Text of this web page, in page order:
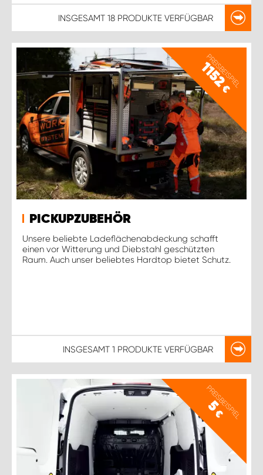
INSGESAMT 18 PRODUKTE VERFÜGBAR
PREISBEISPIEL
1152
€
PICKUPZUBEHÖR
Unsere beliebte Ladeflächenabdeckung schafft
einen vor Witterung und Diebstahl geschützten
Raum. Auch unser beliebtes Hardtop bietet Schutz.
INSGESAMT 1 PRODUKTE VERFÜGBAR
PREISBEISPIEL
5
€